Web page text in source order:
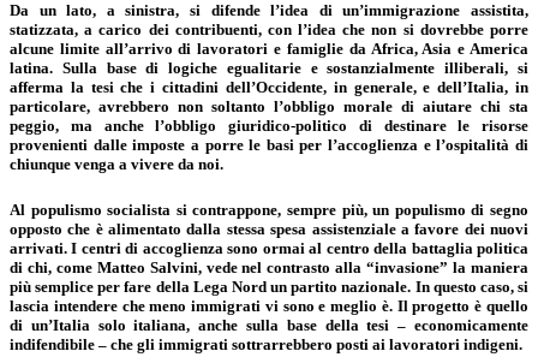
Da un lato, a sinistra, si difende l’idea di un’immigrazione assistita,
statizzata, a carico dei contribuenti, con l’idea che non si dovrebbe porre
alcune limite all’arrivo di lavoratori e famiglie da Africa, Asia e America
latina. Sulla base di logiche egualitarie e sostanzialmente illiberali, si
afferma la tesi che i cittadini dell’Occidente, in generale, e dell’Italia, in
particolare, avrebbero non soltanto l’obbligo morale di aiutare chi sta
peggio, ma anche l’obbligo giuridico-politico di destinare le risorse
provenienti dalle imposte a porre le basi per l’accoglienza e l’ospitalità di
chiunque venga a vivere da noi.
Al populismo socialista si contrappone, sempre più, un populismo di segno
opposto che è alimentato dalla stessa spesa assistenziale a favore dei nuovi
arrivati. I centri di accoglienza sono ormai al centro della battaglia politica
di chi, come Matteo Salvini, vede nel contrasto alla “invasione” la maniera
più semplice per fare della Lega Nord un partito nazionale. In questo caso, si
lascia intendere che meno immigrati vi sono e meglio è. Il progetto è quello
di un’Italia solo italiana, anche sulla base della tesi – economicamente
indifendibile – che gli immigrati sottrarrebbero posti ai lavoratori indigeni.